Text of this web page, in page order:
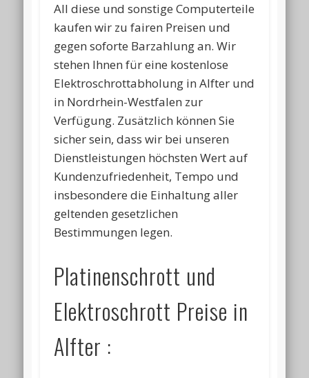
All diese und sonstige Computerteile
kaufen wir zu fairen Preisen und
gegen soforte Barzahlung an. Wir
stehen Ihnen für eine kostenlose
Elektroschrottabholung in Alfter und
in Nordrhein-Westfalen zur
Verfügung. Zusätzlich können Sie
sicher sein, dass wir bei unseren
Dienstleistungen höchsten Wert auf
Kundenzufriedenheit, Tempo und
insbesondere die Einhaltung aller
geltenden gesetzlichen
Bestimmungen legen.
Platinenschrott und
Elektroschrott Preise in
Alfter :